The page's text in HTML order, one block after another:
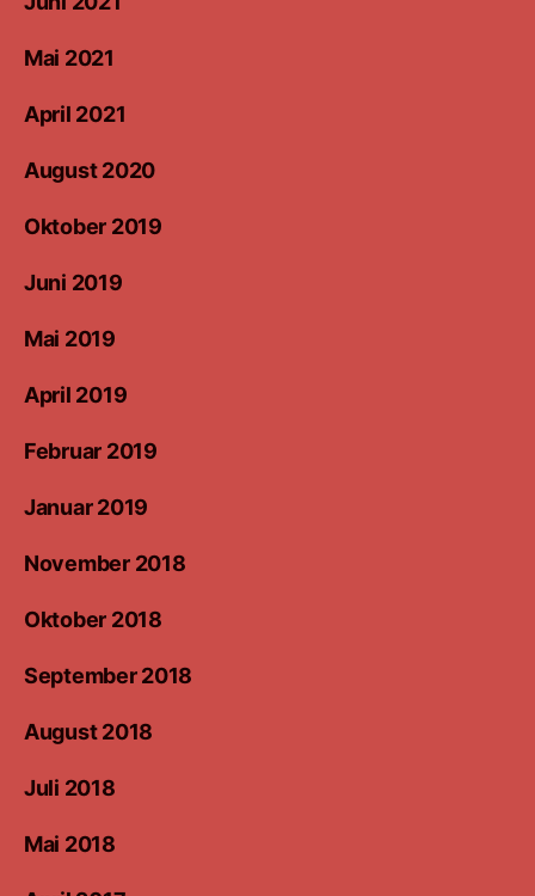
Mai 2021
April 2021
August 2020
Oktober 2019
Juni 2019
Mai 2019
April 2019
Februar 2019
Januar 2019
November 2018
Oktober 2018
September 2018
August 2018
Juli 2018
Mai 2018